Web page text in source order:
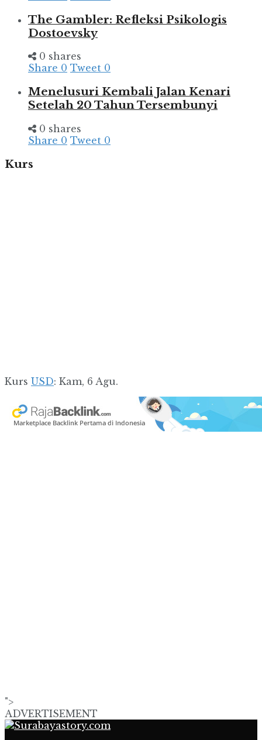
The Gambler: Refleksi Psikologis
Dostoevsky
0 shares
Share 0 Tweet 0
Menelusuri Kembali Jalan Kenari
Setelah 20 Tahun Tersembunyi
0 shares
Share 0 Tweet 0
Kurs
Kurs USD: Kam, 6 Agu.
">
ADVERTISEMENT